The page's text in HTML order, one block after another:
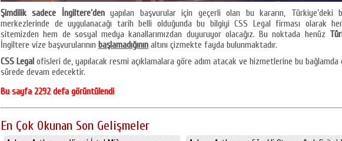
Şimdilik sadece İngiltere’denyapılan başvurular için geçerli olan bu kararın, Türkiye’deki
merkezlerinde de uygulanacağı tarih belli olduğunda bu bilgiyi CSS Legal firması olarak
sitemizden hem de sosyal medya kanallarımızdan duyuruyor olacağız. Bu noktada henüz
İngiltere vize başvurularının başlamadığının altını çizmekte fayda bulunmaktadır.
CSS Legal ofisleri de, yapılacak resmi açıklamalara göre adım atacak ve hizmetlerine bu bağlamda
sürede devam edecektir.
Bu sayfa 2292 defa görüntülendi
En Çok Okunan Son Gelişmeler